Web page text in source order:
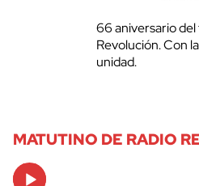
66 aniversario
Revolución. Con
unidad.
MATUTINO DE RADIO
Audio